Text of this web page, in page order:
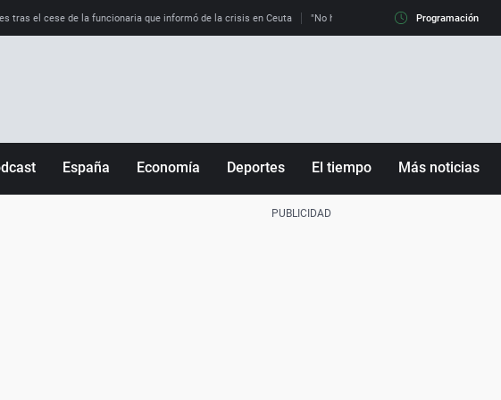
tras el cese de la funcionaria que informó de la crisis en Ceuta "No hay mafias, que no nos engañen":
Programación
España Economía Deportes El tiempo Más noticias